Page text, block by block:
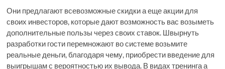
Они предлагают всевозможные скидки а еще акции для
своих инвесторов, которые дают возможность вас возыметь
дополнительные пользы через своих ставок. Швырнуть
разработки гости перемножают во системе возьмите
реальные деньги, благодаря чему, приобрести введение для
выигрышам с вероятностью их вывода. В видах тренинга а